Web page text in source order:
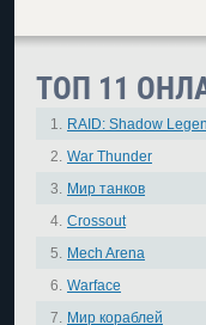
ТОП 11
1. RAID: Shadow
2. War Thunder
3. Мир танков
4. Crossout
5. Mech Arena
6. Warface
7. Мир кораблей